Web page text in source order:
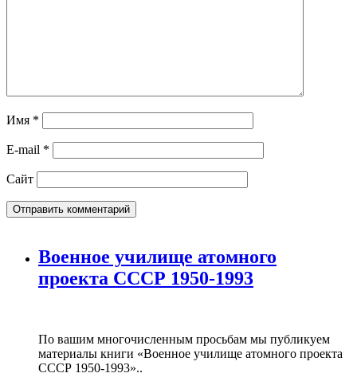
Имя *
E-mail *
Сайт
Военное училище атомного
проекта СССР 1950-1993
По вашим многочисленным просьбам мы публикуем
материалы книги «Военное училище атомного проекта
СССР 1950-1993»..